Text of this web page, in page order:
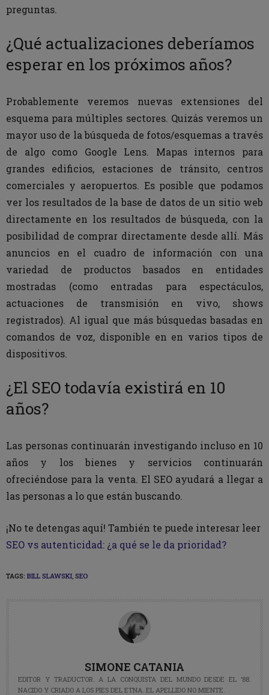
preguntas.
¿Qué actualizaciones deberíamos
esperar en los próximos años?
Probablemente veremos nuevas extensiones del
esquema para múltiples sectores. Quizás veremos un
mayor uso de la búsqueda de fotos/esquemas a través
de algo como Google Lens. Mapas internos para
grandes edificios, estaciones de tránsito, centros
comerciales y aeropuertos. Es posible que podamos
ver los resultados de la base de datos de un sitio web
directamente en los resultados de búsqueda, con la
posibilidad de comprar directamente desde allí. Más
anuncios en el cuadro de información con una
variedad de productos basados ​​en entidades
mostradas (como entradas para espectáculos,
actuaciones de transmisión en vivo, shows
registrados). Al igual que más búsquedas basadas en
comandos de voz, disponible en en varios tipos de
dispositivos.
¿El SEO todavía existirá en 10
años?
Las personas continuarán investigando incluso en 10
años y los bienes y servicios continuarán
ofreciéndose para la venta. El SEO ayudará a llegar a
las personas a lo que están buscando.
¡No te detengas aquí! También te puede interesar leer
SEO vs autenticidad: ¿a qué se le da prioridad?
TAGS: BILL SLAWSKI, SEO
SIMONE CATANIA
EDITOR Y TRADUCTOR. A LA CONQUISTA DEL MUNDO DESDE EL ’88.
NACIDO Y CRIADO A LOS PIES DEL ETNA. EL APELLIDO NO MIENTE.